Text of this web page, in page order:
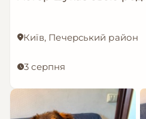
Київ, Печерський район
3 серпня